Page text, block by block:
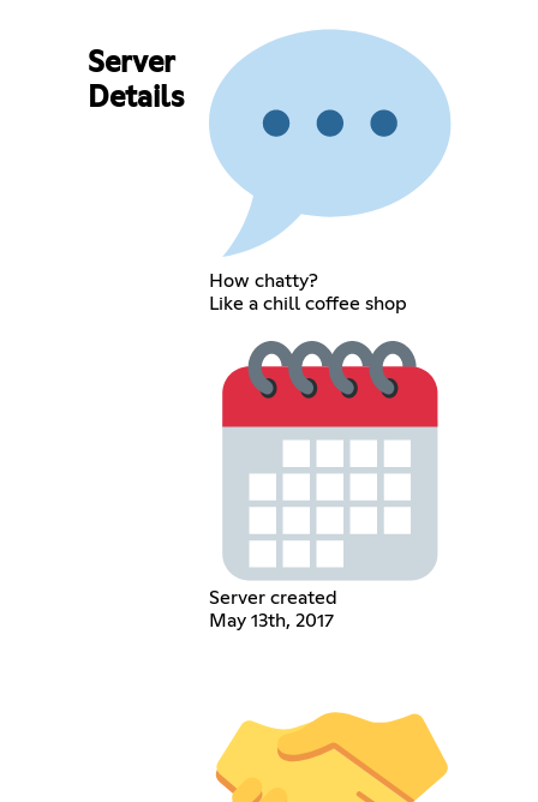
Server
Details
How chatty?
Like a chill coffee shop
Server created
May 13th, 2017